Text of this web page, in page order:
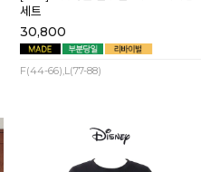
세트
30,800
F(44-66),L(77-88)